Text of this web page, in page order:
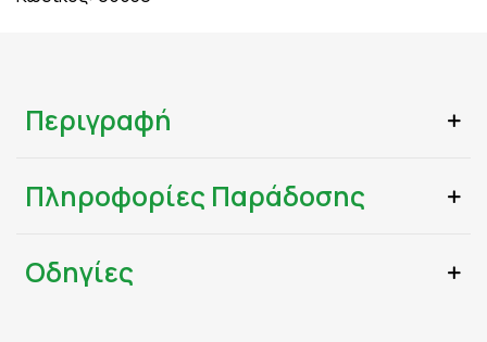
Περιγραφή
Πληροφορίες Παράδοσης
Οδηγίες